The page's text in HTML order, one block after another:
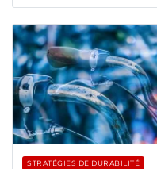
STRATÉGIES DE DURABILITÉ